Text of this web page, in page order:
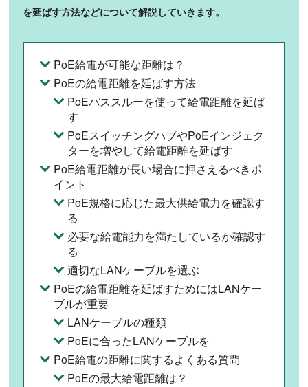
を延ばす方法などについて解説していきます。
PoE給電が可能な距離は？
PoEの給電距離を延ばす方法
PoEパススルーを使って給電距離を延ば
す
PoEスイッチングハブやPoEインジェク
ターを増やして給電距離を延ばす
PoE給電距離が長い場合に押さえるべきポ
イント
PoE規格に応じた最大供給電力を確認す
る
必要な給電能力を満たしているか確認す
る
適切なLANケーブルを選ぶ
PoEの給電距離を延ばすためにはLANケー
ブルが重要
LANケーブルの種類
PoEに合ったLANケーブルを
PoE給電の距離に関するよくある質問
PoEの最大給電距離は？